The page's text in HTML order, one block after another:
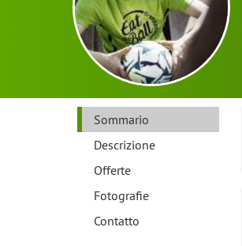
Sommario
Descrizione
Offerte
Fotografie
Contatto